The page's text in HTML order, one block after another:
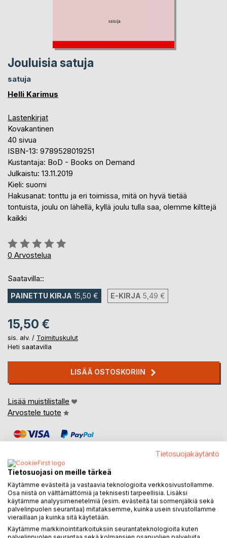
Jouluisia satuja
satuja
Helli Karimus
Lastenkirjat
Kovakantinen
40 sivua
ISBN-13: 9789528019251
Kustantaja: BoD - Books on Demand
Julkaistu: 13.11.2019
Kieli: suomi
Hakusanat: tonttu ja eri toimissa, mitä on hyvä tietää
tontuista, joulu on lähellä, kyllä joulu tulla saa, olemme kilttejä
kaikki
Arvostelu::
0%
0 Arvostelua
Saatavilla::
PAINETTU KIRJA 15,50 € E-KIRJA 5,49 €
15,50 €
sis. alv. / Toimituskulut
Heti saatavilla
LISÄÄ OSTOSKORIIN
Lisää muistilistalle
Arvostele tuote
KUVAUS
Kirjassa jouluisia satuja on ihan pikkulapsille tarkoitettuja
lyhyitä
Tietosuojakäytäntö
Tietosuojasi on meille tärkeä
Käytämme evästeitä ja vastaavia teknologioita verkkosivustollamme.
Osa niistä on välttämättömiä ja teknisesti tarpeellisia. Lisäksi
käytämme analyysimenetelmiä (esim. evästeitä tai sormenjälkiä sekä
palvelinpuolen seurantaa) mitataksemme, kuinka usein sivustollamme
vieraillaan ja kuinka sitä käytetään.
Käytämme markkinointitarkoituksiin seurantateknologioita kuten